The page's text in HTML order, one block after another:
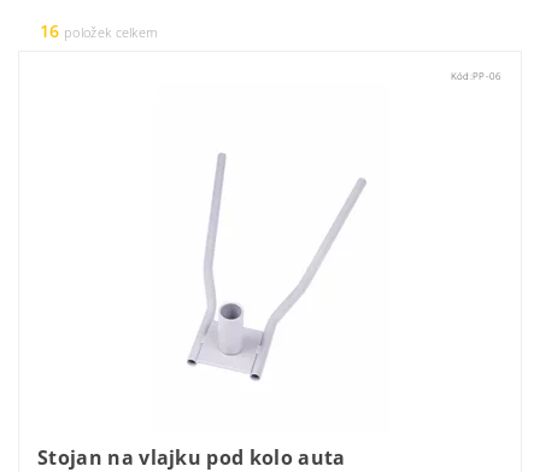
16 položek celkem
Kód: PP-06
Stojan na vlajku pod kolo auta